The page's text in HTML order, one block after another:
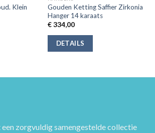
Klein
Gouden Ketting Saffier Zirkonia
Hanger 14 karaats
€334,00
DETAILS
zorgvuldig samengestelde collectie